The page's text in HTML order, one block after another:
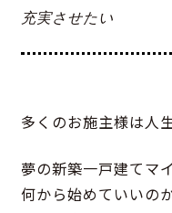
充実させたい
多くのお施主様は人
夢の新築一戸建てマ
何から始めていいの